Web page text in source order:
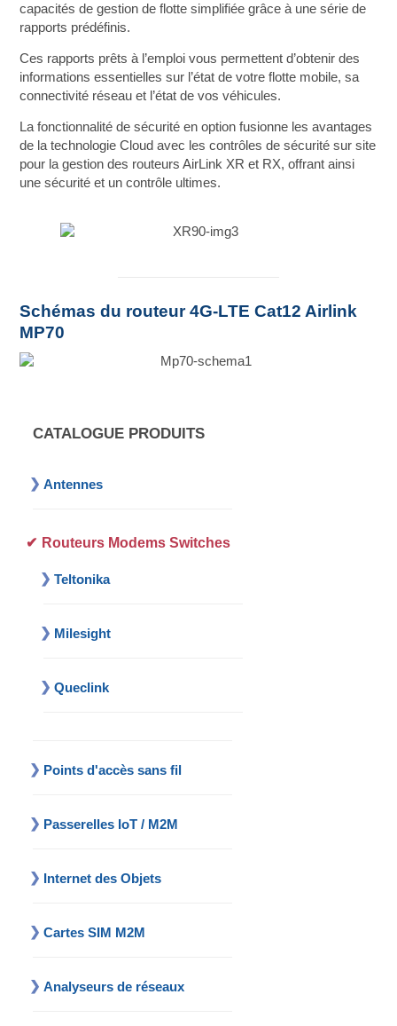
capacités de gestion de flotte simplifiée grâce à une série de
rapports prédéfinis.
Ces rapports prêts à l’emploi vous permettent d’obtenir des
informations essentielles sur l’état de votre flotte mobile, sa
connectivité réseau et l’état de vos véhicules.
La fonctionnalité de sécurité en option fusionne les avantages
de la technologie Cloud avec les contrôles de sécurité sur site
pour la gestion des routeurs AirLink XR et RX, offrant ainsi
une sécurité et un contrôle ultimes.
Schémas du routeur 4G-LTE Cat12 Airlink
MP70
CATALOGUE PRODUITS
Antennes
Routeurs Modems Switches
Teltonika
Milesight
Queclink
Points d'accès sans fil
Passerelles IoT / M2M
Internet des Objets
Cartes SIM M2M
Analyseurs de réseaux